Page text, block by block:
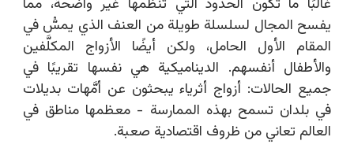
غالبًا ما تكون الحدود التي تنظِّمها غير واضحة، مما
يفسح المجال لسلسلة طويلة من العنف الذي يمسُّ في
المقام الأول الحامل، ولكن أيضًا الأزواج المكلَّفين
والأطفال أنفسهم. الديناميكية هي نفسها تقريبًا في
جميع الحالات: أزواج أثرياء يبحثون عن أمَّهات بديلات
في بلدان تسمح بهذه الممارسة - معظمها مناطق في
العالم تعاني من ظروف اقتصادية صعبة.